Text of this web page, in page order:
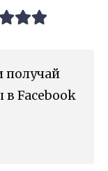
в Facebook